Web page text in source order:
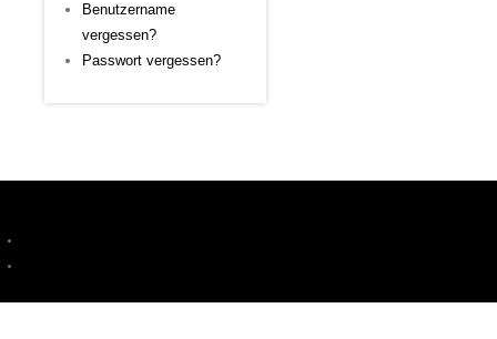
Benutzername
vergessen?
Passwort vergessen?